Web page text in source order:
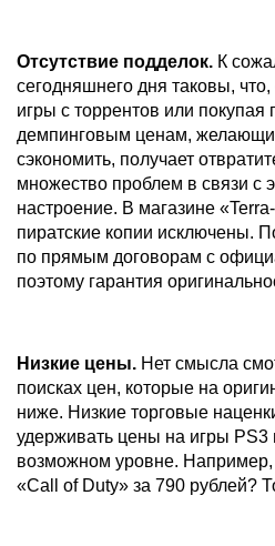
Отсутствие подделок. К
сегодняшнего дня таковы,
игры с торрентов или покупая
демпинговым ценам,
сэкономить, получает
множество проблем в связи с
настроение. В магазине
пиратские копии исключены.
по прямым договорам с
поэтому гарантия
Низкие цены. Нет смысла
поисках цен, которые на
ниже. Низкие торговые
удерживать цены на игры
возможном уровне.
«Call of Duty» за 790 рублей?